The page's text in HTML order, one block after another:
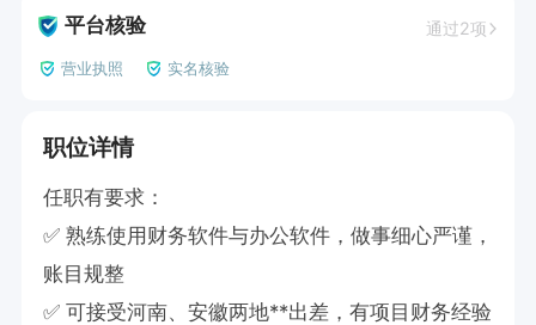
平台核验 通过2项
营业执照 实名核验
职位详情
任职有要求：
✅ 熟练使用财务软件与办公软件，做事细心严谨，
账目规整
✅ 可接受河南、安徽两地**出差，有项目财务经验